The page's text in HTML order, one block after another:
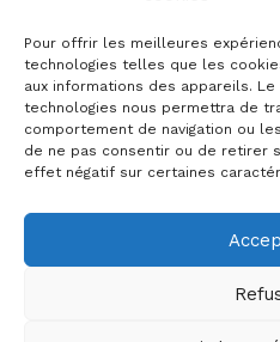
Pour offrir les meilleures
technologies telles que les
aux informations des appareils.
technologies nous permettra de
comportement de navigation ou
de ne pas consentir ou de retirer
effet négatif sur certaines
✉ contact@crige-paca.org
Mentions